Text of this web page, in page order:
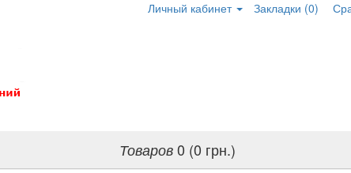
Личный кабинет Закладки (0)
Товаров0 (0 грн.)